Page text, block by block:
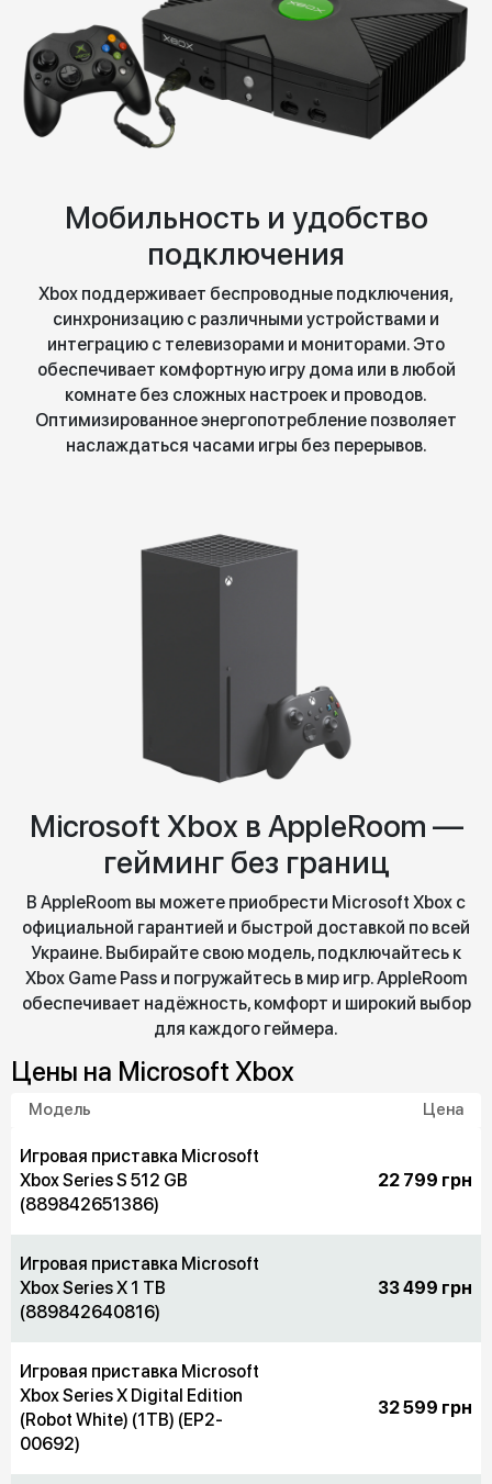
Мобильность и удобство
подключения
Xbox поддерживает беспроводные подключения,
синхронизацию с различными устройствами и
интеграцию с телевизорами и мониторами. Это
обеспечивает комфортную игру дома или в любой
комнате без сложных настроек и проводов.
Оптимизированное энергопотребление позволяет
наслаждаться часами игры без перерывов.
Microsoft Xbox в AppleRoom —
гейминг без границ
В AppleRoom вы можете приобрести Microsoft Xbox с
официальной гарантией и быстрой доставкой по всей
Украине. Выбирайте свою модель, подключайтесь к
Xbox Game Pass и погружайтесь в мир игр. AppleRoom
обеспечивает надёжность, комфорт и широкий выбор
для каждого геймера.
Цены на Microsoft Xbox
Модель Цена
Игровая приставка Microsoft
Xbox Series S 512 GB
(889842651386)
22 799 грн
Игровая приставка Microsoft
Xbox Series X 1 TB
(889842640816)
33 499 грн
Игровая приставка Microsoft
Xbox Series X Digital Edition
(Robot White) (1TB) (EP2-
00692)
32 599 грн